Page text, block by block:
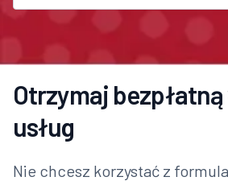
Otrzymaj
usług
Nie chcesz korzystać z